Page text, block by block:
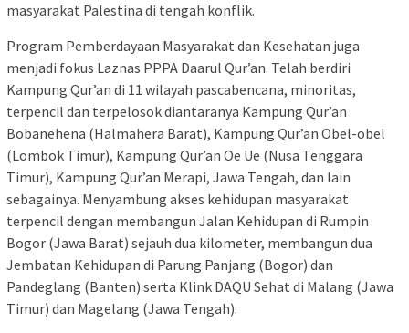
masyarakat Palestina di tengah konflik.
Program Pemberdayaan Masyarakat dan Kesehatan juga
menjadi fokus Laznas PPPA Daarul Qur’an. Telah berdiri
Kampung Qur’an di 11 wilayah pascabencana, minoritas,
terpencil dan terpelosok diantaranya Kampung Qur’an
Bobanehena (Halmahera Barat), Kampung Qur’an Obel-obel
(Lombok Timur), Kampung Qur’an Oe Ue (Nusa Tenggara
Timur), Kampung Qur’an Merapi, Jawa Tengah, dan lain
sebagainya. Menyambung akses kehidupan masyarakat
terpencil dengan membangun Jalan Kehidupan di Rumpin
Bogor (Jawa Barat) sejauh dua kilometer, membangun dua
Jembatan Kehidupan di Parung Panjang (Bogor) dan
Pandeglang (Banten) serta Klink DAQU Sehat di Malang (Jawa
Timur) dan Magelang (Jawa Tengah).